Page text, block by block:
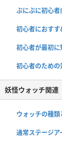
ぷにぷに初心
初心者におすす
初心者が最初
初心者のため
妖怪ウォッチ関連
ウォッチの種
通常ステージ